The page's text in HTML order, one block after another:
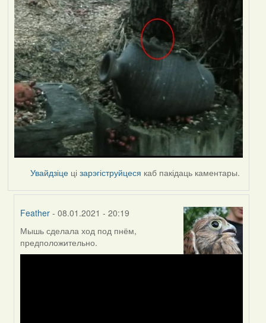
Увайдзіце цізарэгіструйцеся каб пакідаць каментары.
Feather - 08.01.2021 - 20:19
In
reply
Мышь сделала ход под пнём,
предположительно.